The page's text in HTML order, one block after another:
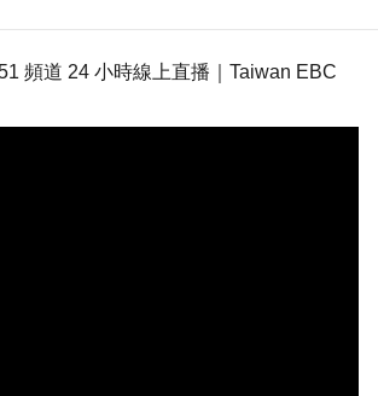
頻道 24 小時線上直播｜Taiwan EBC